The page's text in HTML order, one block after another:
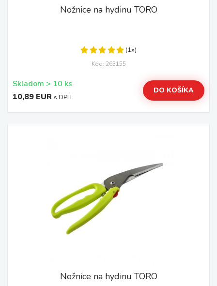
Nožnice na hydinu TORO
(1x)
Kód: 263155
Skladom > 10 ks
10,89 EUR s DPH
DO KOŠÍKA
Nožnice na hydinu TORO